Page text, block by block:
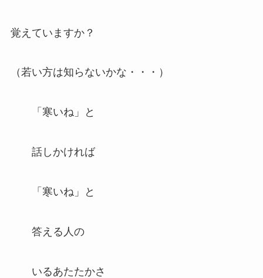
覚えていますか？
（若い方は知らないかな・・・）
「寒いね」と
話しかければ
「寒いね」と
答える人の
いるあたたかさ